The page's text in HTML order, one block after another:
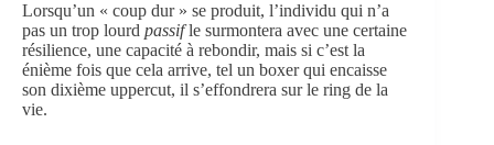
Lorsqu’un « coup dur » se produit, l’individu qui n’a
pas un trop lourd passifle surmontera avec une certaine
résilience, une capacité à rebondir, mais si c’est la
énième fois que cela arrive, tel un boxer qui encaisse
son dixième uppercut, il s’effondrera sur le ring de la
vie.